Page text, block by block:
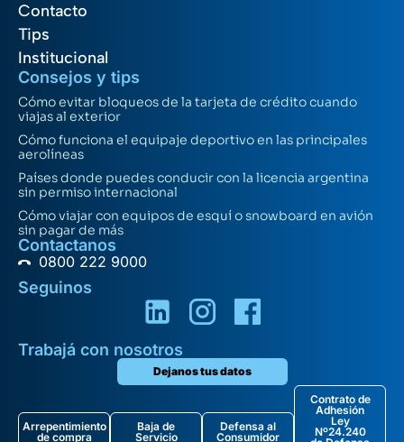
Contacto
Tips
Institucional
Consejos y tips
Cómo evitar bloqueos de la tarjeta de crédito cuando
viajas al exterior
Cómo funciona el equipaje deportivo en las principales
aerolíneas
Países donde puedes conducir con la licencia argentina
sin permiso internacional
Cómo viajar con equipos de esquí o snowboard en avión
sin pagar de más
Contactanos
0800 222 9000
Seguinos
Trabajá con nosotros
Dejanos tus datos
Arrepentimiento
de compra
Baja de
Servicio
Defensa al
Consumidor
Contrato de
Adhesión
Ley
Nº24.240